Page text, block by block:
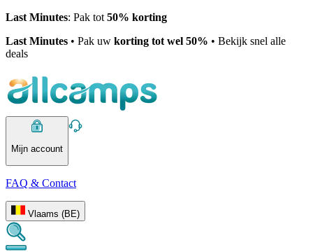
Last Minutes: Pak tot 50% korting
Last Minutes • Pak uw korting tot wel 50% • Bekijk snel alle
deals
Mijn account
FAQ & Contact
Vlaams (BE)